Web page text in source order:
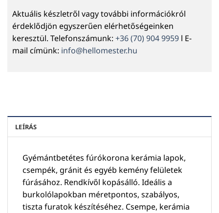
Aktuális készletről vagy további információkról
érdeklődjön egyszerűen elérhetőségeinken
keresztül. Telefonszámunk: +36 (70) 904 9959 l E-
mail címünk: info@hellomester.hu
LEÍRÁS
Gyémántbetétes fúrókorona kerámia lapok,
csempék, gránit és egyéb kemény felületek
fúrásához. Rendkívől kopásálló. Ideális a
burkolólapokban méretpontos, szabályos,
tiszta furatok készítéséhez. Csempe, kerámia